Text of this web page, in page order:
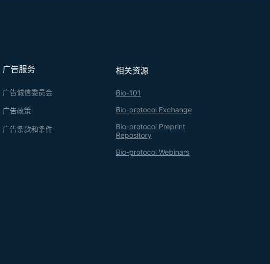
相关资源
Bio-101
Bio-protocol Exchange
Bio-protocol Preprint
Repository
Bio-protocol Webinars
广告服务
广告诚信委员会
广告政策
广告条款和条件